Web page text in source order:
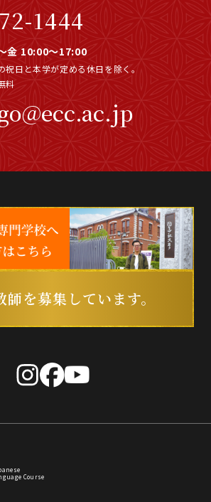
1444
金 10:00～17:00
祝日と本学が定める休日を除く。
料
師を募集しています。
Course